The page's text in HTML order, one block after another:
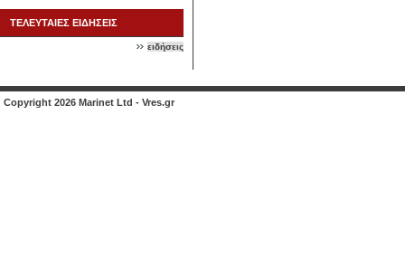
ΤΕΛΕΥΤΑΙΕΣ ΕΙΔΗΣΕΙΣ
ειδήσεις
Copyright 2026 Marinet Ltd - Vres.gr